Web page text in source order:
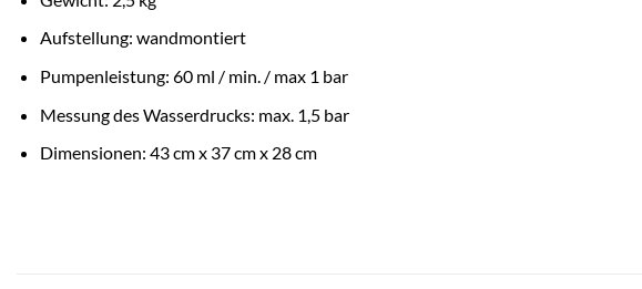
Aufstellung: wandmontiert
Pumpenleistung: 60 ml / min. / max 1 bar
Messung des Wasserdrucks: max. 1,5 bar
Dimensionen: 43 cm x 37 cm x 28 cm